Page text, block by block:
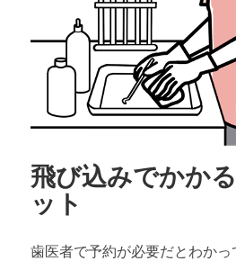
飛び込みでかか
ット
歯医者で予約が必要だとわかっ